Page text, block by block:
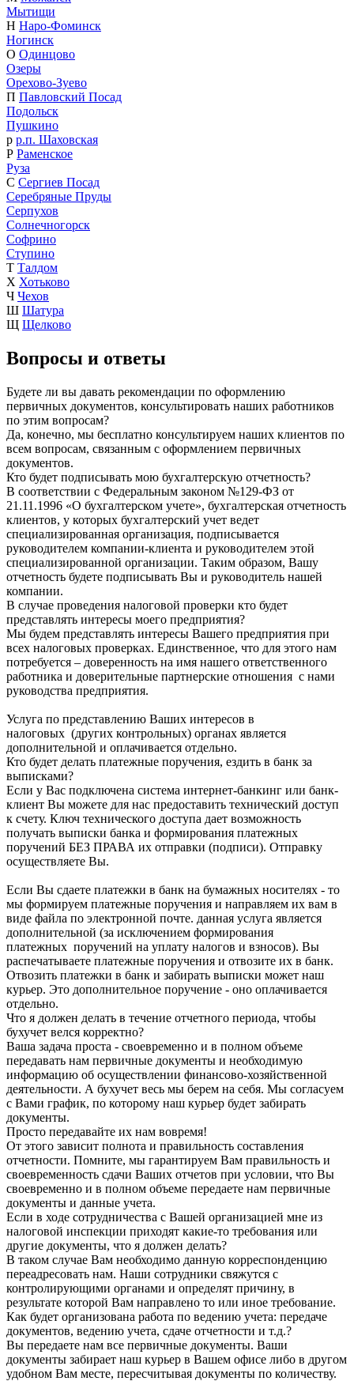
Мытищи
Н Наро-Фоминск
Ногинск
О Одинцово
Озеры
Орехово-Зуево
П Павловский Посад
Подольск
Пушкино
р р.п. Шаховская
Р Раменское
Руза
С Сергиев Посад
Серебряные Пруды
Серпухов
Солнечногорск
Софрино
Ступино
Т Талдом
Х Хотьково
Ч Чехов
Ш Шатура
Щ Щелково
Вопросы и ответы
Будете ли вы давать рекомендации по оформлению
первичных документов, консультировать наших работников
по этим вопросам?
Да, конечно, мы бесплатно консультируем наших клиентов по
всем вопросам, связанным с оформлением первичных
документов.
Кто будет подписывать мою бухгалтерскую отчетность?
В соответствии с Федеральным законом №129-ФЗ от
21.11.1996 «О бухгалтерском учете», бухгалтерская отчетность
клиентов, у которых бухгалтерский учет ведет
специализированная организация, подписывается
руководителем компании-клиента и руководителем этой
специализированной организации. Таким образом, Вашу
отчетность будете подписывать Вы и руководитель нашей
компании.
В случае проведения налоговой проверки кто будет
представлять интересы моего предприятия?
Мы будем представлять интересы Вашего предприятия при
всех налоговых проверках. Единственное, что для этого нам
потребуется – доверенность на имя нашего ответственного
работника и доверительные партнерские отношения с нами
руководства предприятия.
Услуга по представлению Ваших интересов в
налоговых (других контрольных) органах является
дополнительной и оплачивается отдельно.
Кто будет делать платежные поручения, ездить в банк за
выписками?
Если у Вас подключена система интернет-банкинг или банк-
клиент Вы можете для нас предоставить технический доступ
к счету. Ключ технического доступа дает возможность
получать выписки банка и формирования платежных
поручений БЕЗ ПРАВА их отправки (подписи). Отправку
осуществляете Вы.
Если Вы сдаете платежки в банк на бумажных носителях - то
мы формируем платежные поручения и направляем их вам в
виде файла по электронной почте. данная услуга является
дополнительной (за исключением формирования
платежных поручений на уплату налогов и взносов). Вы
распечатываете платежные поручения и отвозите их в банк.
Отвозить платежки в банк и забирать выписки может наш
курьер. Это дополнительное поручение - оно оплачивается
отдельно.
Что я должен делать в течение отчетного периода, чтобы
бухучет велся корректно?
Ваша задача проста - своевременно и в полном объеме
передавать нам первичные документы и необходимую
информацию об осуществлении финансово-хозяйственной
деятельности. А бухучет весь мы берем на себя. Мы согласуем
с Вами график, по которому наш курьер будет забирать
документы.
Просто передавайте их нам вовремя!
От этого зависит полнота и правильность составления
отчетности. Помните, мы гарантируем Вам правильность и
своевременность сдачи Ваших отчетов при условии, что Вы
своевременно и в полном объеме передаете нам первичные
документы и данные учета.
Если в ходе сотрудничества с Вашей организацией мне из
налоговой инспекции приходят какие-то требования или
другие документы, что я должен делать?
В таком случае Вам необходимо данную корреспонденцию
переадресовать нам. Наши сотрудники свяжутся с
контролирующими органами и определят причину, в
результате которой Вам направлено то или иное требование.
Как будет организована работа по ведению учета: передаче
документов, ведению учета, сдаче отчетности и т.д.?
Вы передаете нам все первичные документы. Ваши
документы забирает наш курьер в Вашем офисе либо в другом
удобном Вам месте, пересчитывая документы по количеству.